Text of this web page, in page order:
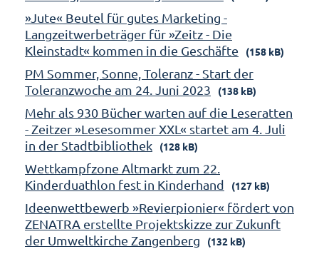
»Jute« Beutel für gutes Marketing -
Langzeitwerbeträger für »Zeitz - Die
Kleinstadt« kommen in die Geschäfte
(158 kB)
PM Sommer, Sonne, Toleranz - Start der
Toleranzwoche am 24. Juni 2023
(138 kB)
Mehr als 930 Bücher warten auf die Leseratten
- Zeitzer »Lesesommer XXL« startet am 4. Juli
in der Stadtbibliothek
(128 kB)
Wettkampfzone Altmarkt zum 22.
Kinderduathlon fest in Kinderhand
(127 kB)
Ideenwettbewerb »Revierpionier« fördert von
ZENATRA erstellte Projektskizze zur Zukunft
der Umweltkirche Zangenberg
(132 kB)